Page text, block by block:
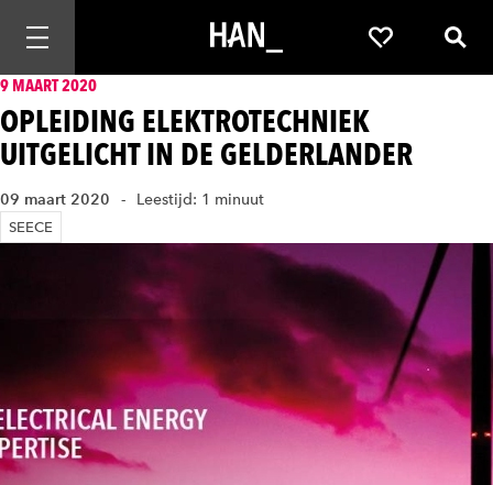
Mobiele navigatie openen Favorieten
9 MAART 2020
OPLEIDING ELEKTROTECHNIEK
UITGELICHT IN DE GELDERLANDER
09 maart 2020 Leestijd: 1 minuut
SEECE